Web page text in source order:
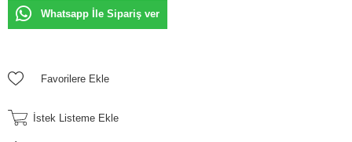
Whatsapp İle Sipariş ver
Favorilere Ekle
İstek Listeme Ekle